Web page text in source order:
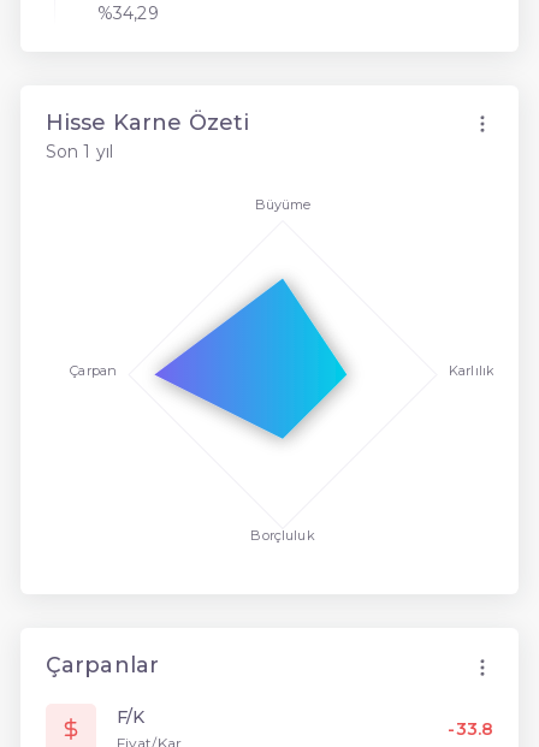
%34,29
Hisse Karne Özeti
Son 1 yıl
Büyüme
Karlılık
Borçluluk
Çarpan
Çarpanlar
F/K
Fiyat/Kar
-33.8